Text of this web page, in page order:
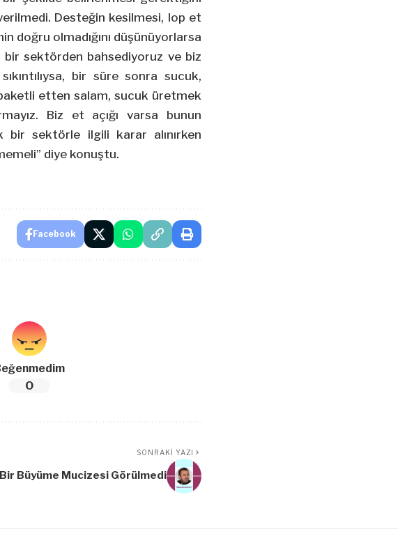
Desteğin kesilmesi, lop et
doğru olmadığını düşünüyorlarsa
bir sektörden bahsediyoruz ve biz
bir süre sonra sucuk,
etten salam, sucuk üretmek
Biz et açığı varsa bunun
bir sektörle ilgili karar alınırken
diye konuştu.
Facebook
0
SONRAKI YAZI
Büyüme Mucizesi Görülmedi